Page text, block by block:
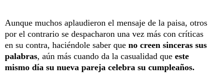
Aunque muchos aplaudieron el mensaje de la paisa, otros
por el contrario se despacharon una vez más con críticas
en su contra, haciéndole saber que no creen sinceras sus
palabras, aún más cuando da la casualidad que este
mismo día su nueva pareja celebra su cumpleaños.